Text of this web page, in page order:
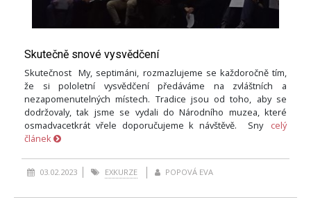
Skutečně snové vysvědčení
Skutečnost My, septimáni, rozmazlujeme se každoročně tím,
že si pololetní vysvědčení předáváme na zvláštních a
nezapomenutelných místech. Tradice jsou od toho, aby se
dodržovaly, tak jsme se vydali do Národního muzea, které
osmadvacetkrát vřele doporučujeme k návštěvě. Sny
celý
článek
03.02.2023 EXKURZE POPOVÁ EVA